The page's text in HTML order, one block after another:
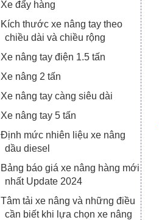
Xe đẩy hàng
Kích thước xe nâng tay theo
chiều dài và chiều rộng
Xe nâng tay điện 1.5 tấn
Xe nâng 2 tấn
Xe nâng tay càng siêu dài
Xe nâng tay 5 tấn
Định mức nhiên liệu xe nâng
dầu diesel
Bảng báo giá xe nâng hàng mới
nhất Update 2024
Tâm tải xe nâng và những điều
cần biết khi lựa chọn xe nâng